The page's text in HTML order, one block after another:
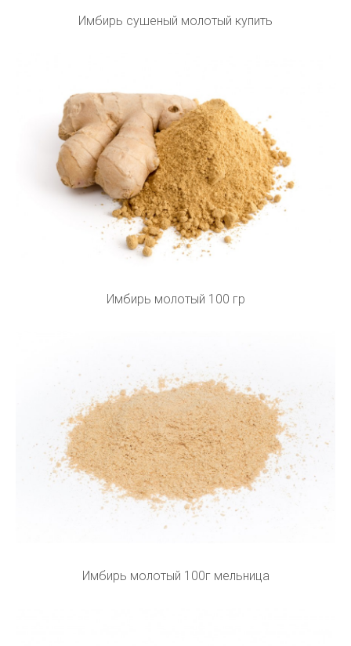
Имбирь сушеный молотый купить
Имбирь молотый 100 гр
Имбирь молотый 100г мельница